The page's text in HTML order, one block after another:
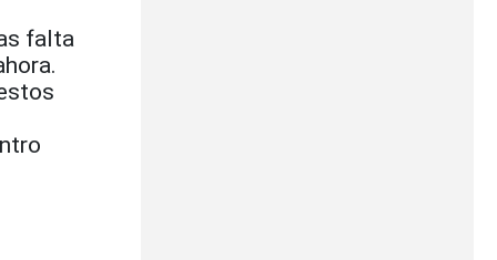
falta